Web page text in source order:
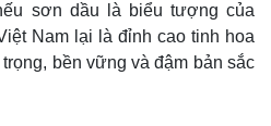
sơn dầu là biểu tượng của
Nam lại là đỉnh cao tinh hoa
bền vững và đậm bản sắc